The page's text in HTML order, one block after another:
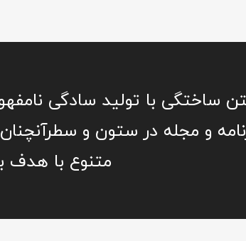
ساختگی با تولید سادگی
و مجله در ستون و
متنوع با هدف